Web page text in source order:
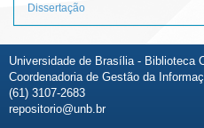
Dissertação
Universidade de Brasília - Biblioteca
Coordenadoria de Gestão da
(61) 3107-2683
repositorio@unb.br